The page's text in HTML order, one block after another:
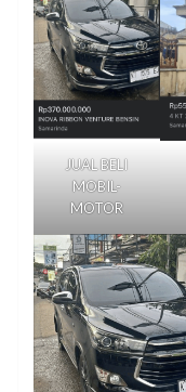
JUAL BELI
MOBIL-
MOTOR